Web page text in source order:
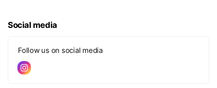
Social media
Follow us on social media